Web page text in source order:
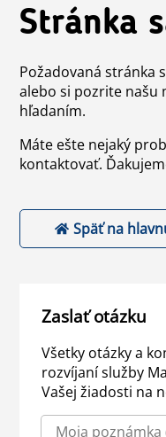
Stránka
Požadovaná stránka
alebo si pozrite našu
hľadaním.
Máte ešte nejaký
kontaktovať.
Späť na
Zaslať otázku
Všetky otázky a
rozvíjaní služby
Vašej žiadosti na